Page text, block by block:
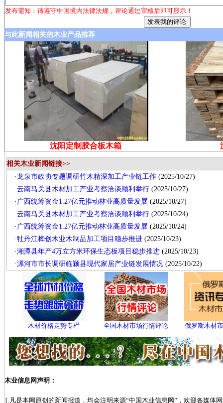
发布需知：请遵守中国境内法律法规，评论通过审核后即可显示！
与此新闻相关的木业产品推荐
沈阳定制胶合板木箱
相关木业新闻链接>>
·龙泉市政协专题调研竹木精深加工产业链工作 (2025/10/27)
·云南马关县木材加工产业考察洽谈顺利举行 (2025/10/27)
· 广西统筹资金1.27亿元推动林业高质量发展 (2025/10/27)
·云南马关县木材加工产业考察洽谈顺利举行 (2025/10/24)
· 广西统筹资金1.27亿元推动林业高质量发展 (2025/10/24)
·牡丹江桦创木业木制品加工项目稳步推进 (2025/10/23)
·湘潭县年产4万立方米环保生态板项目稳步推进 (2025/10/23)
·漯河市市长调研临颍县现代家居产业链发展情况 (2025/10/22)
木材价格走势专栏 全国木材市场行情评论 俄罗斯木材
木业信息网声明：
1.凡是本网原创的新闻报道，均会注明来源“中国木业信息网”，欢迎各媒体